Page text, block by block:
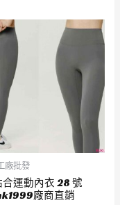
廠批發
運動內衣 28 號
廠商直銷